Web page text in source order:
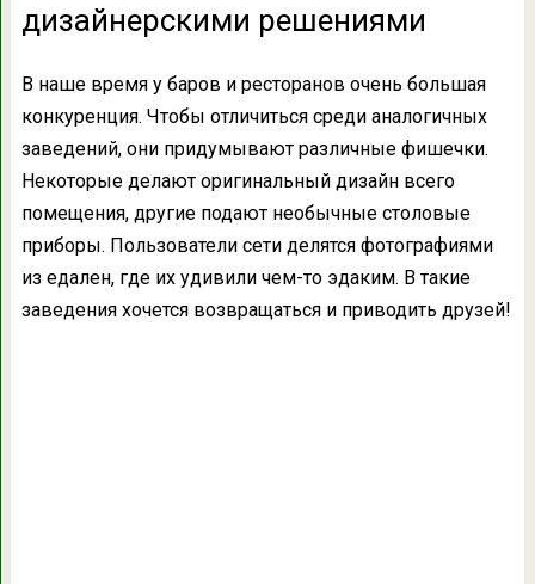
дизайнерскими решениями
В наше время у баров и ресторанов очень большая
конкуренция. Чтобы отличиться среди аналогичных
заведений, они придумывают различные фишечки.
Некоторые делают оригинальный дизайн всего
помещения, другие подают необычные столовые
приборы. Пользователи сети делятся фотографиями
из едален, где их удивили чем-то эдаким. В такие
заведения хочется возвращаться и приводить друзей!